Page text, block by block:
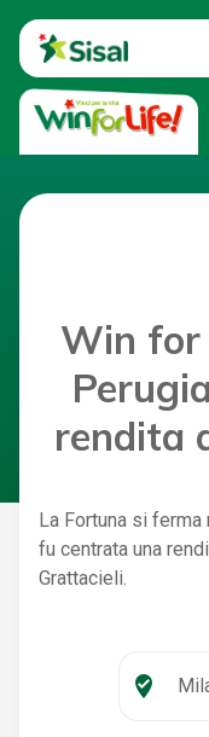
Win for
rendita
La Fortuna si
fu centrata una
Grattacieli.
where_to_vote